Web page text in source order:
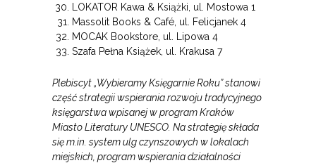
LOKATOR Kawa & Książki, ul. Mostowa 1
Massolit Books & Café, ul. Felicjanek 4
MOCAK Bookstore, ul. Lipowa 4
Szafa Pełna Książek, ul. Krakusa 7
Plebiscyt „Wybieramy Księgarnie Roku” stanowi
część strategii wspierania rozwoju tradycyjnego
księgarstwa wpisanej w program Kraków
Miasto Literatury UNESCO. Na strategię składa
się m.in. system ulg czynszowych w lokalach
miejskich, program wspierania działalności